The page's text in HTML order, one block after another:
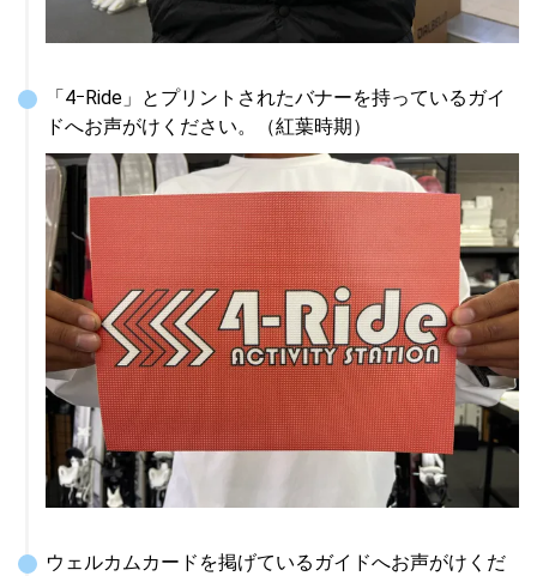
「4ｰRide」とプリントされたバナーを持っているガイ
ドへお声がけください。（紅葉時期）
ウェルカムカードを掲げているガイドへお声がけくだ